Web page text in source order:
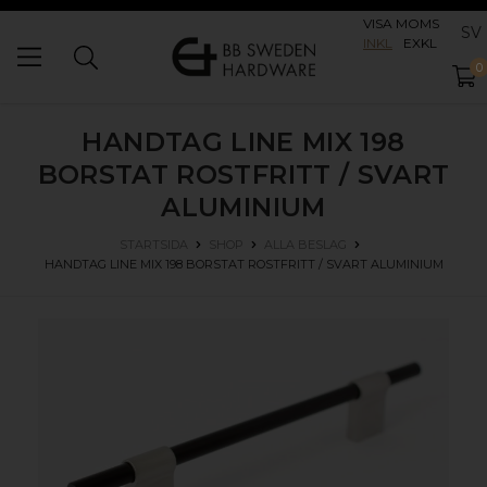
VISA MOMS
INKL
EXKL SV
0
HANDTAG LINE MIX 198
BORSTAT ROSTFRITT / SVART
ALUMINIUM
STARTSIDA SHOP
ALLA BESLAG
HANDTAG LINE MIX 198 BORSTAT ROSTFRITT / SVART ALUMINIUM